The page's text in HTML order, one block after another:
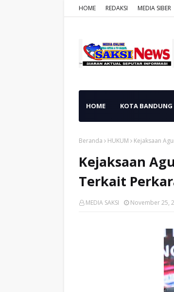
HOME REDAKSI MEDIA SIBER
HOME KOTA BANDUNG
Beranda HUKUM Kejaksaan
Kejaksaan
Terkait
MEDIA SAKSI November 25,